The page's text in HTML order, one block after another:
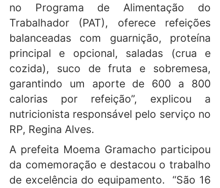
no Programa de Alimentação do
Trabalhador (PAT), oferece refeições
balanceadas com guarnição, proteína
principal e opcional, saladas (crua e
cozida), suco de fruta e sobremesa,
garantindo um aporte de 600 a 800
calorias por refeição”, explicou a
nutricionista responsável pelo serviço no
RP, Regina Alves.
A prefeita Moema Gramacho participou
da comemoração e destacou o trabalho
de excelência do equipamento. “São 16